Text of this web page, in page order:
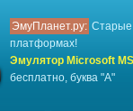
ЭмуПланет.ру: Старые
платформах!
Эмулятор Microsoft
бесплатно, буква "A"